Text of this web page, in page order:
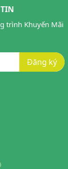
trình Khuyến Mãi
Đăng ký